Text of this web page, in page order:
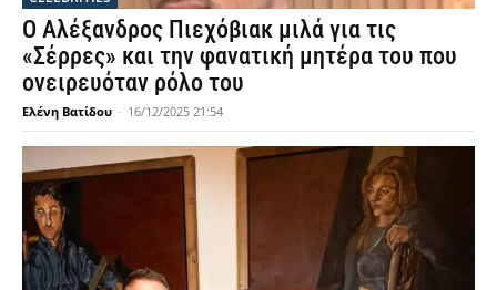
Ο Αλέξανδρος Πιεχόβιακ μιλά για τις
«Σέρρες» και την φανατική μητέρα του που
ονειρευόταν ρόλο του
Ελένη Βατίδου - 16/12/2025 21:54